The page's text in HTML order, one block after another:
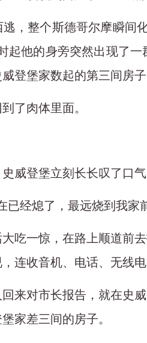
逃，整个斯德哥尔摩瞬间
起他的身旁突然出现了
登堡家数起的第三间房
了肉体里面。
威登堡立刻长长叹了口
已经熄了，最远烧到我
吃一惊，在路上顺道前
连收音机、电话、无线
来对市长报告，就在史
家差三间的房子。